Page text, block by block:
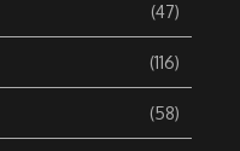
(47)
(116)
(58)